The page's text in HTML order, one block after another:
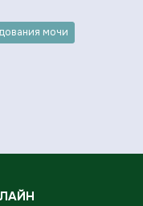
мочи